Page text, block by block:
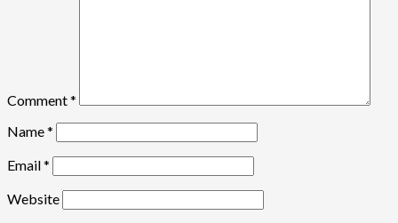
Comment*
Name*
Email*
Website